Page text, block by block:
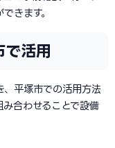
きます。
活用
、平塚市での活用方法
み合わせることで設備